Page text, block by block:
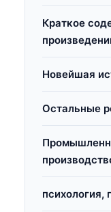
Краткое
Новейшая
Остальные
психология,